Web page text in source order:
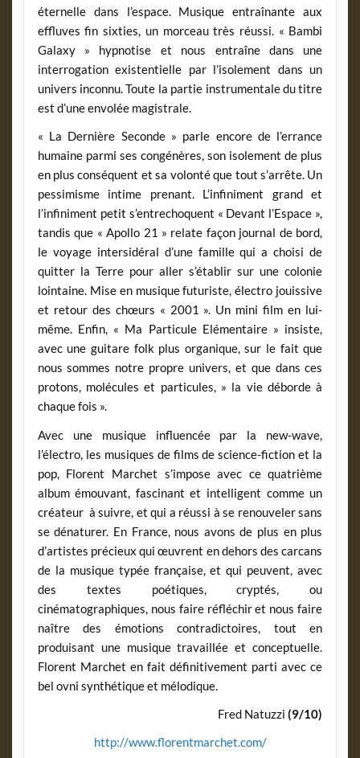
éternelle dans l’espace. Musique entraînante aux
effluves fin sixties, un morceau très réussi. « Bambi
Galaxy » hypnotise et nous entraîne dans une
interrogation existentielle par l’isolement dans un
univers inconnu. Toute la partie instrumentale du titre
est d’une envolée magistrale.
« La Dernière Seconde » parle encore de l’errance
humaine parmi ses congénères, son isolement de plus
en plus conséquent et sa volonté que tout s’arrête. Un
pessimisme intime prenant. L’infiniment grand et
l’infiniment petit s’entrechoquent « Devant l’Espace »,
tandis que « Apollo 21 » relate façon journal de bord,
le voyage intersidéral d’une famille qui a choisi de
quitter la Terre pour aller s’établir sur une colonie
lointaine. Mise en musique futuriste, électro jouissive
et retour des chœurs « 2001 ». Un mini film en lui-
même. Enfin, « Ma Particule Elémentaire » insiste,
avec une guitare folk plus organique, sur le fait que
nous sommes notre propre univers, et que dans ces
protons, molécules et particules, » la vie déborde à
chaque fois ».
Avec une musique influencée par la new-wave,
l’électro, les musiques de films de science-fiction et la
pop, Florent Marchet s’impose avec ce quatrième
album émouvant, fascinant et intelligent comme un
créateur à suivre, et qui a réussi à se renouveler sans
se dénaturer. En France, nous avons de plus en plus
d’artistes précieux qui œuvrent en dehors des carcans
de la musique typée française, et qui peuvent, avec
des textes poétiques, cryptés, ou
cinématographiques, nous faire réfléchir et nous faire
naître des émotions contradictoires, tout en
produisant une musique travaillée et conceptuelle.
Florent Marchet en fait définitivement parti avec ce
bel ovni synthétique et mélodique.
Fred Natuzzi(9/10)
http://www.florentmarchet.com/